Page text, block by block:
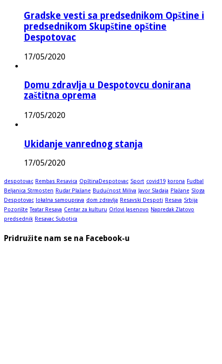
Gradske vesti sa predsednikom Opštine i
predsednikom Skupštine opštine
Despotovac
17/05/2020
Domu zdravlja u Despotovcu donirana
zaštitna oprema
17/05/2020
Ukidanje vanrednog stanja
17/05/2020
despotovac Rembas Resavica OpštinaDespotovac Sport covid19 korona Fudbal
Beljanica Strmosten Rudar Plažane Budućnost Miliva Javor Sladaja Plažane Sloga
Despotovac
lokalna samouprava dom zdravlja Resavski Despoti Resava Srbija
Pozorište Teatar Resava Centar za kulturu Orlovi Jasenovo Napredak Zlatovo
predsednik Resavac Subotica
Pridružite nam se na Facebook-u